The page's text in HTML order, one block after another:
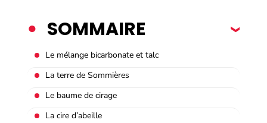
SOMMAIRE
Le mélange bicarbonate et talc
La terre de Sommières
Le baume de cirage
La cire d’abeille